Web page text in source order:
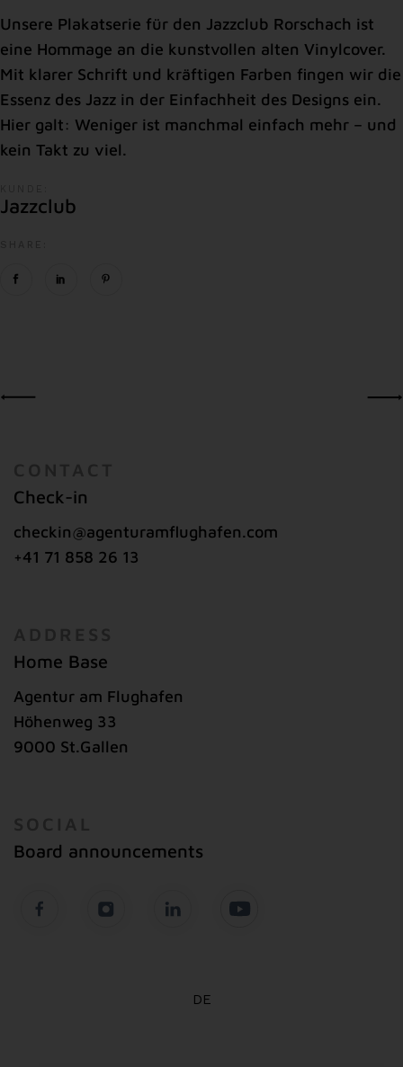
Unsere Plakatserie für den Jazzclub Rorschach ist
eine Hommage an die kunstvollen alten Vinylcover.
Mit klarer Schrift und kräftigen Farben fingen wir die
Essenz des Jazz in der Einfachheit des Designs ein.
Hier galt: Weniger ist manchmal einfach mehr – und
kein Takt zu viel.
Jazzclub
Check-in
checkin@agenturamflughafen.com
+41 71 858 26 13
Home Base
Agentur am Flughafen
Höhenweg 33
9000 St.Gallen
Board announcements
DE